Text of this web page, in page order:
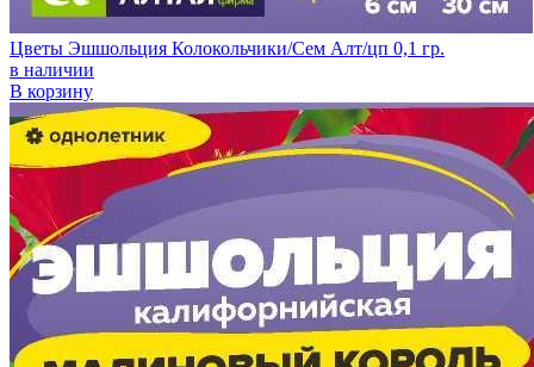
Цветы Эшшольция Колокольчики/Сем Алт/цп 0,1 гр.
в наличии
В корзину